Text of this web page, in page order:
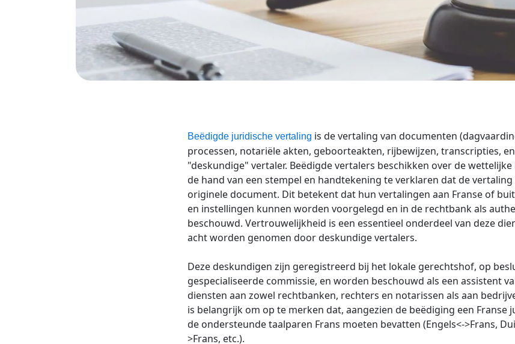
Beëdigde juridische vertaling is de vertaling van documenten
processen, notariële akten, geboorteakten, rijbewijzen, transcripties,
"deskundige" vertaler. Beëdigde vertalers beschikken over de
de hand van een stempel en handtekening te verklaren dat de
originele document. Dit betekent dat hun vertalingen aan Franse of
en instellingen kunnen worden voorgelegd en in de rechtbank als
beschouwd. Vertrouwelijkheid is een essentieel onderdeel van deze
acht worden genomen door deskundige vertalers.
Deze deskundigen zijn geregistreerd bij het lokale gerechtshof, op
gespecialiseerde commissie, en worden beschouwd als een assistent
diensten aan zowel rechtbanken, rechters en notarissen als aan
is belangrijk om op te merken dat, aangezien de beëdiging een Franse
de ondersteunde taalparen Frans moeten bevatten (Engels<->Frans,
>Frans, etc.).